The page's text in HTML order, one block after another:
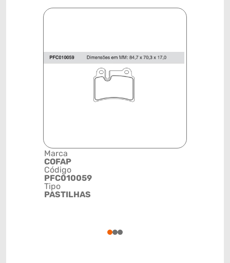
Marca
COFAP
Código
PFC010059
Tipo
PASTILHAS
123